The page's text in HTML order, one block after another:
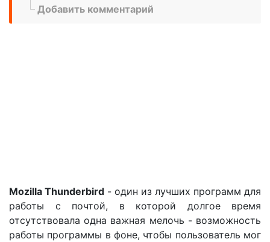
Добавить комментарий
Mozilla Thunderbird - один из лучших программ для
работы с почтой, в которой долгое время
отсутствовала одна важная мелочь - возможность
работы программы в фоне, чтобы пользователь мог